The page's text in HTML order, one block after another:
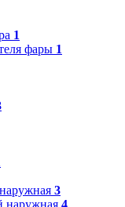
1
фары 1
3
наружная 4